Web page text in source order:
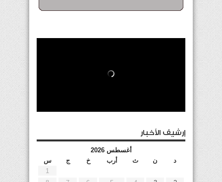
إرشيف الأخبار
أغسطس 2026
د
ن ث أرب خ ج
س
1